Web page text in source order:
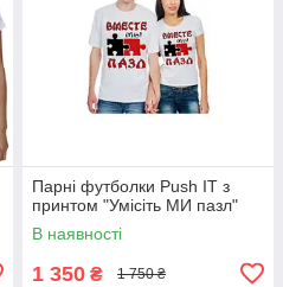
Парні футболки Push IT з
принтом "Умісіть МИ пазл"
В наявності
1 350 ₴ 1 750 ₴